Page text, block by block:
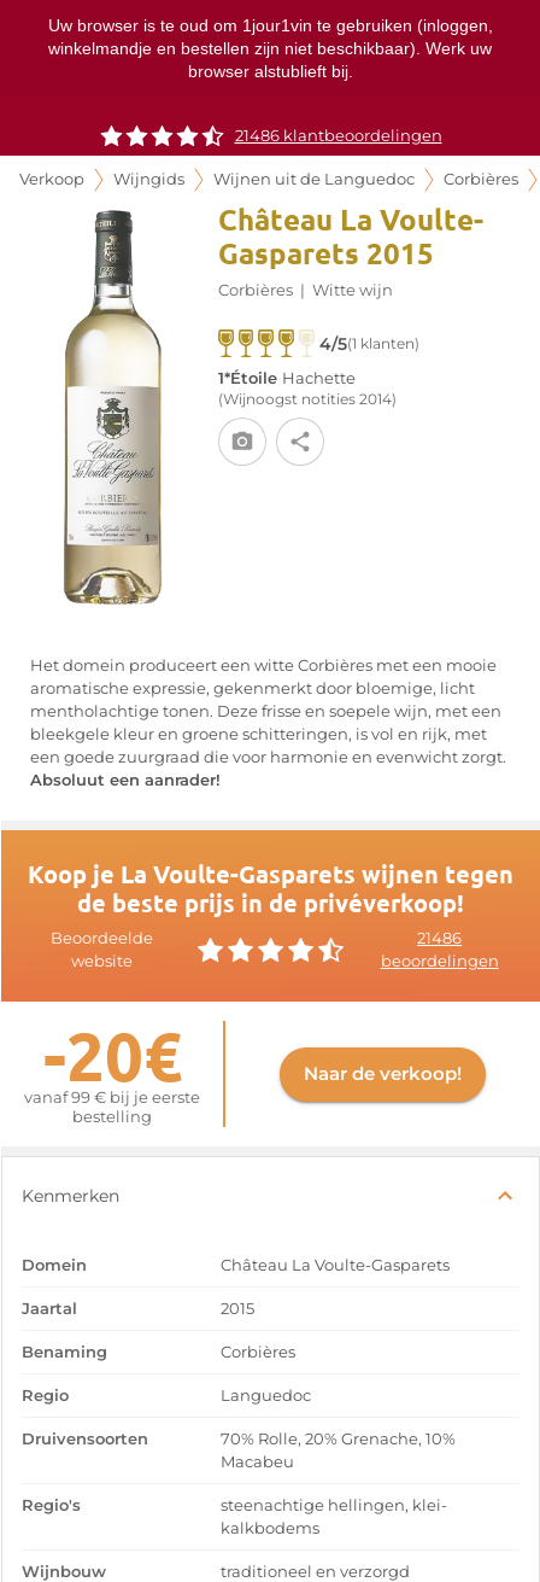
Uw browser is te oud om 1jour1vin te gebruiken (inloggen,
winkelmandje en bestellen zijn niet beschikbaar). Werk uw
browser alstublieft bij.
21486 klantbeoordelingen
Verkoop Wijngids Wijnen uit de Languedoc Corbières
Château La Voulte-
Gasparets 2015
Corbières | Witte wijn
4/5(1 klanten)
1*Étoile Hachette
(Wijnoogst notities 2014)
Het domein produceert een witte Corbières met een mooie
aromatische expressie, gekenmerkt door bloemige, licht
mentholachtige tonen. Deze frisse en soepele wijn, met een
bleekgele kleur en groene schitteringen, is vol en rijk, met
een goede zuurgraad die voor harmonie en evenwicht zorgt.
Absoluut een aanrader!
Koop je La Voulte-Gasparets wijnen tegen
de beste prijs in de privéverkoop!
Beoordeelde
website
21486
beoordelingen
-20€
vanaf 99 € bij je eerste
bestelling
Naar de verkoop!
Kenmerken
Domein Château La Voulte-Gasparets
Jaartal 2015
Benaming Corbières
Regio Languedoc
Druivensoorten
70% Rolle, 20% Grenache, 10%
Macabeu
Regio's
steenachtige hellingen, klei-
kalkbodems
Wijnbouw traditioneel en verzorgd